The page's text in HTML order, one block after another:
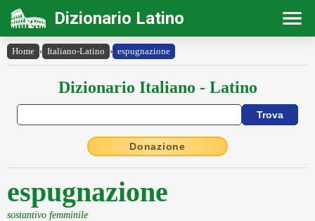
Dizionario Latino
Home › Italiano-Latino › espugnazione
Dizionario Italiano - Latino
Donazione
espugnazione
sostantivo femminile